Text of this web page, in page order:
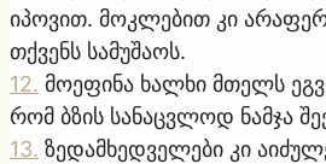
იპოვით. მოკლებით კი
თქვენს სამუშაოს.
12. მოეფინა ხალხი მთელს
რომ ბზის სანაცვლოდ ნამჯა
13. ზედამხედველები კი